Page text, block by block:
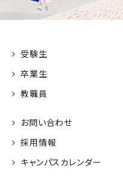
受験生
卒業生
教職員
お問い合わせ
採用情報
キャンパスカレンダー